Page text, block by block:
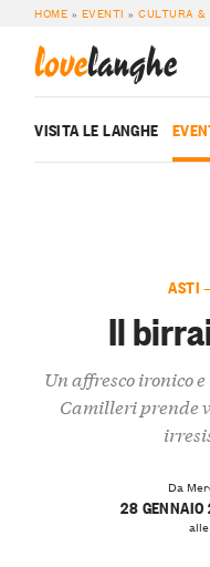
HOME » EVENTI »CULTURA &
lovelanghe
VISITA LE LANGHE
ASTI
Il
Un affresco ironico
Camilleri prende
Da
28